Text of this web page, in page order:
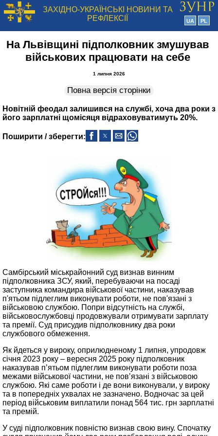
ЗАХІДНО-УКРАЇНСЬКІ НОВИНИ ТА
РЕФЛЕКСІЇ
UA PL
На Львівщині підполковник змушував
військових працювати на себе
1 липня 2026
Повна версія сторінки
Новітній феодал залишився на службі, хоча два роки з
його зарплатні щомісяця відраховуватимуть 20%.
Поширити / зберегти:
Самбірський міськрайонний суд визнав винним
підполковника ЗСУ, який, перебуваючи на посаді
заступника командира військової частини, наказував
п'ятьом підлеглим виконувати роботи, не пов'язані з
військовою службою. Попри відсутність на службі,
військовослужбовці продовжували отримувати зарплату
та премії. Суд присудив підполковнику два роки
службового обмеження.
Як йдеться у вироку, оприлюдненому 1 липня, упродовж
січня 2023 року – вересня 2025 року підполковник
наказував пʼятьом підлеглим виконувати роботи поза
межами військової частини, не повʼязані з військовою
службою. Які саме роботи і де вони виконували, у вироку
та в попередніх ухвалах не зазначено. Водночас за цей
період військовим виплатили понад 564 тис. грн зарплатні
та премій.
У суді підполковник повністю визнав свою вину. Спочатку